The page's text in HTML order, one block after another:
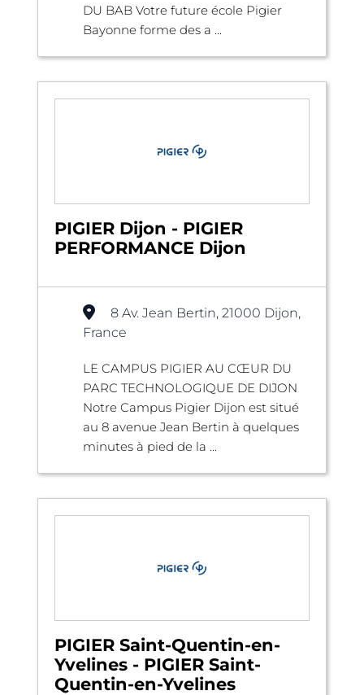
DU BAB Votre future école Pigier
Bayonne forme des a ...
PIGIER Dijon - PIGIER
PERFORMANCE Dijon
8 Av. Jean Bertin, 21000 Dijon,
France
LE CAMPUS PIGIER AU CŒUR DU
PARC TECHNOLOGIQUE DE DIJON
Notre Campus Pigier Dijon est situé
au 8 avenue Jean Bertin à quelques
minutes à pied de la ...
PIGIER Saint-Quentin-en-
Yvelines - PIGIER Saint-
Quentin-en-Yvelines